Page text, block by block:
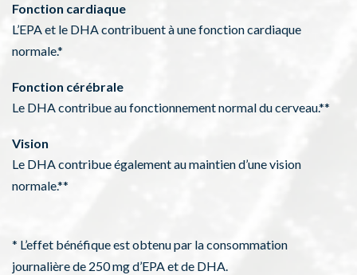
Fonction cardiaque
L’EPA et le DHA contribuent à une fonction cardiaque
normale.*
Fonction cérébrale
Le DHA contribue au fonctionnement normal du cerveau.**
Vision
Le DHA contribue également au maintien d’une vision
normale.**
* L’effet bénéfique est obtenu par la consommation
journalière de 250 mg d’EPA et de DHA.